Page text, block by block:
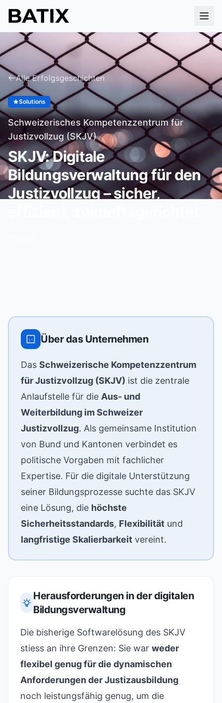
Alle Erfolgsgeschichten
Solutions
Schweizerisches Kompetenzzentrum für
Justizvollzug (SKJV)
SKJV: Digitale
Bildungsverwaltung für den
Justizvollzug – sicher,
Über das Unternehmen
Das Schweizerische Kompetenzzentrum
für Justizvollzug (SKJV) ist die zentrale
Anlaufstelle für die Aus- und
Weiterbildung im Schweizer
Justizvollzug. Als gemeinsame Institution
von Bund und Kantonen verbindet es
politische Vorgaben mit fachlicher
Expertise. Für die digitale Unterstützung
seiner Bildungsprozesse suchte das SKJV
eine Lösung, die höchste
Sicherheitsstandards, Flexibilität und
langfristige Skalierbarkeit vereint.
Herausforderungen in der digitalen
Bildungsverwaltung
Die bisherige Softwarelösung des SKJV
stiess an ihre Grenzen: Sie war weder
flexibel genug für die dynamischen
Anforderungen der Justizausbildung
noch leistungsfähig genug, um die